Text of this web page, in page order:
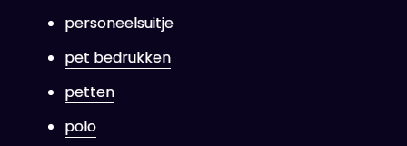
personeelsuitje
pet bedrukken
petten
polo